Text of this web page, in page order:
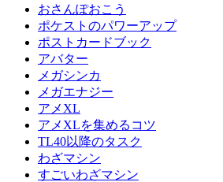
おさんぽおこう
ポケストのパワーアップ
ポストカードブック
アバター
メガシンカ
メガエナジー
アメXL
アメXLを集めるコツ
TL40以降のタスク
わざマシン
すごいわざマシン